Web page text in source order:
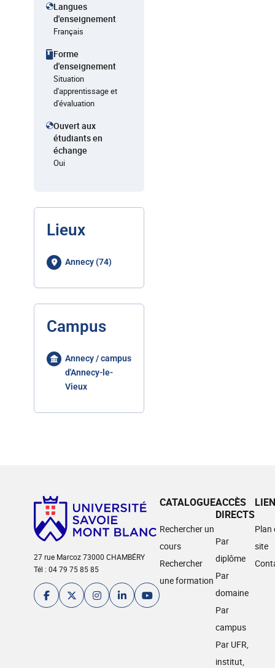
Langues
d'enseignement
Français
Forme
d'enseignement
Situation
d'apprentissage et
d'évaluation
Ouvert aux
étudiants en
échange
Oui
Lieux
Annecy (74)
Campus
Annecy / campus
d'Annecy-le-
Vieux
27 rue Marcoz 73000 CHAMBÉRY
Tél : 04 79 75 85 85
CATALOGUE
Rechercher un
cours
Rechercher
une formation
ACCÈS
DIRECTS
Par
diplôme
Par
domaine
Par
campus
Par UFR,
institut,
Plan
site